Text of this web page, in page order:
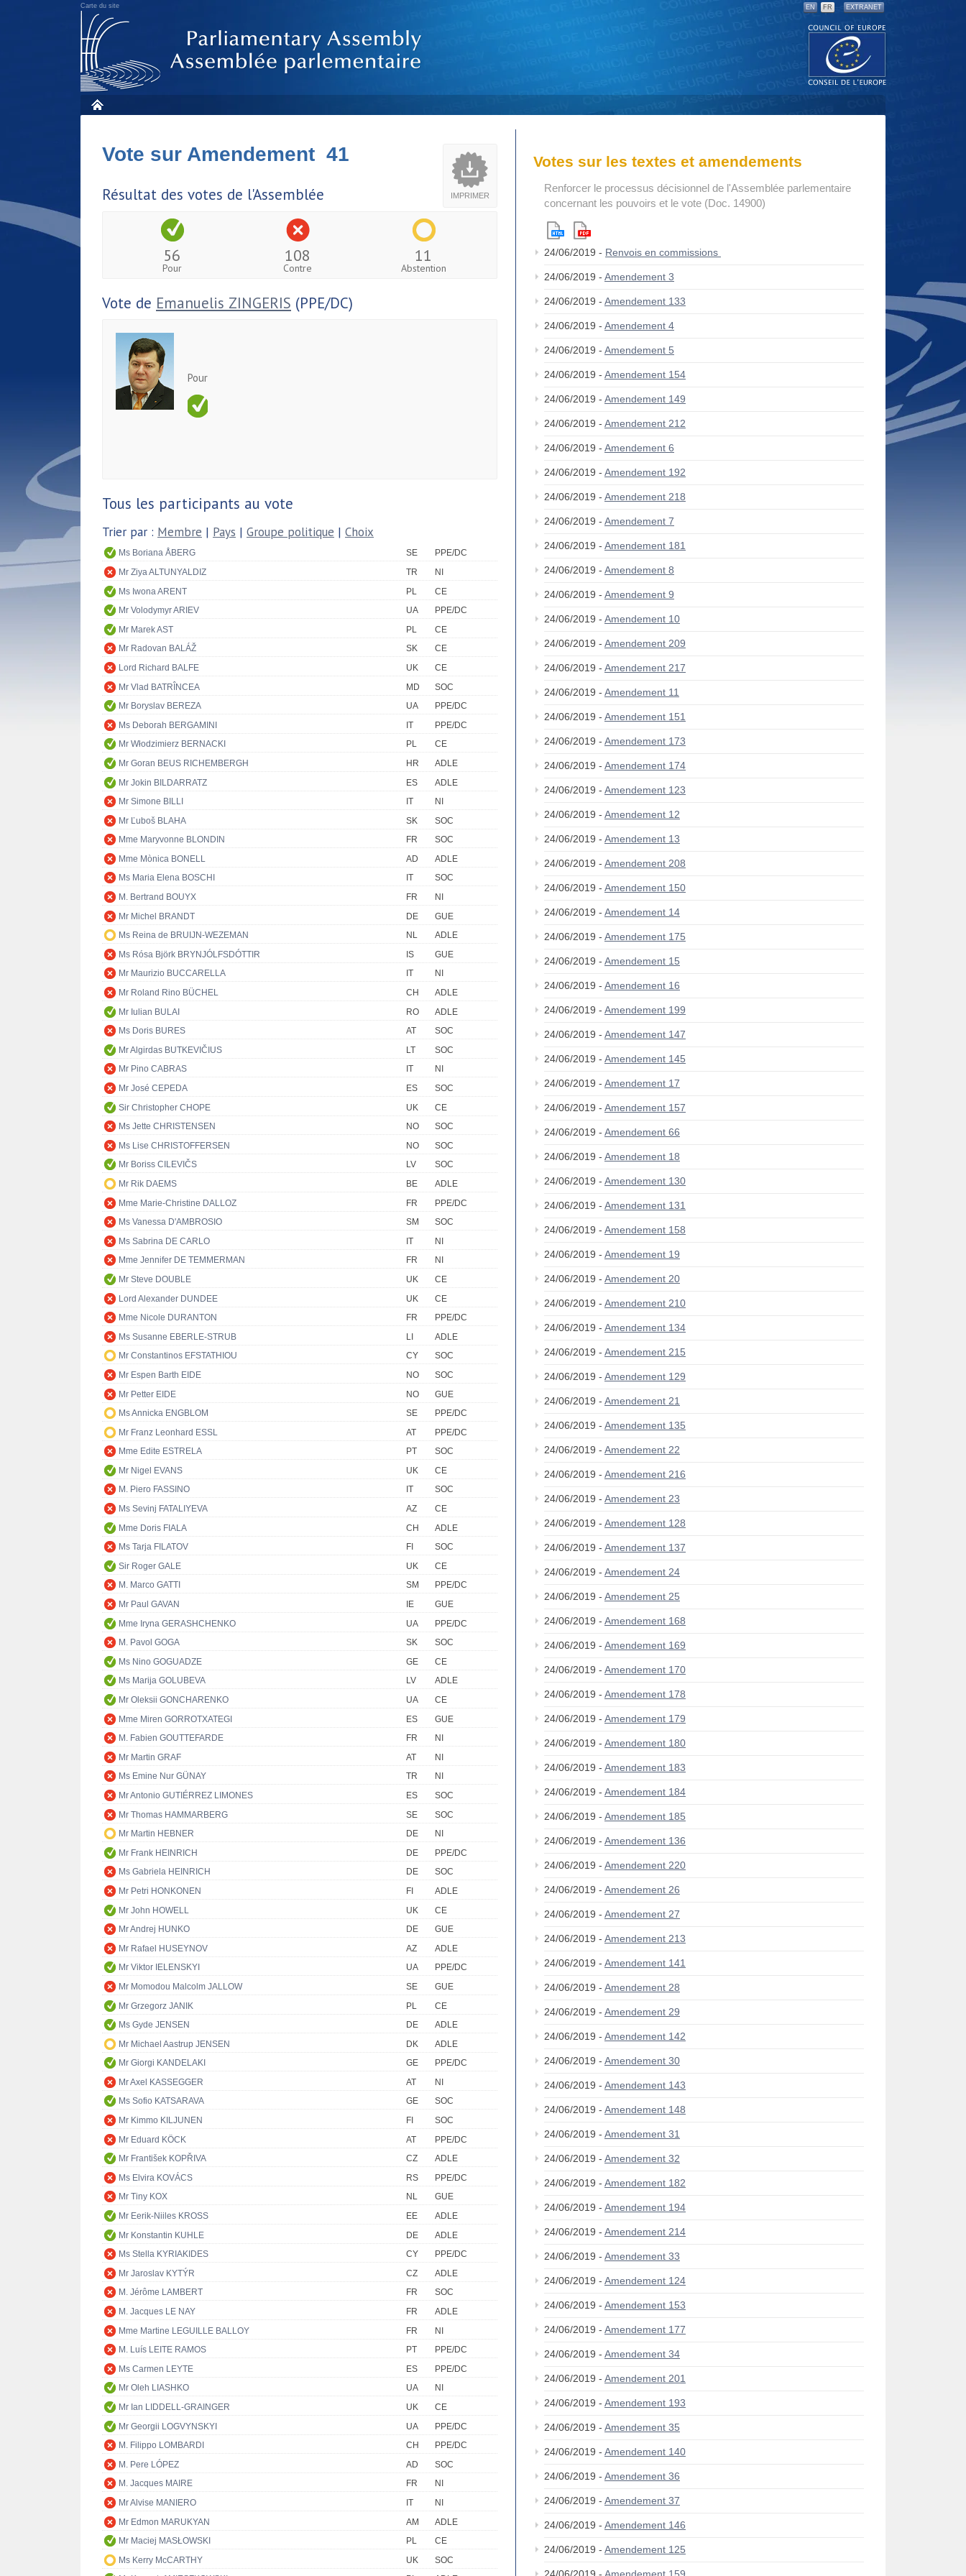
Carte du site EN FR EXTRANET
IMPRIMER
Vote sur Amendement 41
Résultat des votes de l'Assemblée
56
Pour
108
Contre
11
Abstention
Vote de Emanuelis ZINGERIS (PPE/DC)
Pour
Tous les participants au vote
Trier par : Membre | Pays | Groupe politique | Choix
Ms Boriana ÅBERG SE
PPE/DC
Mr Ziya ALTUNYALDIZ
TR
NI
Ms Iwona ARENT
PL
CE
Mr Volodymyr ARIEV
UA
PPE/DC
Mr Marek AST
PL
CE
Mr Radovan BALÁŽ
SK
CE
Lord Richard BALFE
UK
CE
Mr Vlad BATRÎNCEA
MD
SOC
Mr Boryslav BEREZA
UA
PPE/DC
Ms Deborah BERGAMINI
IT
PPE/DC
Mr Włodzimierz BERNACKI
PL
CE
Mr Goran BEUS RICHEMBERGH
HR
ADLE
Mr Jokin BILDARRATZ
ES
ADLE
Mr Simone BILLI
IT
NI
Mr Ľuboš BLAHA
SK
SOC
Mme Maryvonne BLONDIN
FR
SOC
Mme Mònica BONELL
AD
ADLE
Ms Maria Elena BOSCHI
IT
SOC
M. Bertrand BOUYX
FR
NI
Mr Michel BRANDT
DE
GUE
Ms Reina de BRUIJN-WEZEMAN
NL
ADLE
Ms Rósa Björk BRYNJÓLFSDÓTTIR
IS
GUE
Mr Maurizio BUCCARELLA
IT
NI
Mr Roland Rino BÜCHEL
CH
ADLE
Mr Iulian BULAI
RO
ADLE
Ms Doris BURES
AT
SOC
Mr Algirdas BUTKEVIČIUS
LT
SOC
Mr Pino CABRAS
IT
NI
Mr José CEPEDA
ES
SOC
Sir Christopher CHOPE
UK
CE
Ms Jette CHRISTENSEN
NO
SOC
Ms Lise CHRISTOFFERSEN
NO
SOC
Mr Boriss CILEVIČS
LV
SOC
Mr Rik DAEMS
BE
ADLE
Mme Marie-Christine DALLOZ
FR
PPE/DC
Ms Vanessa D'AMBROSIO
SM
SOC
Ms Sabrina DE CARLO
IT
NI
Mme Jennifer DE TEMMERMAN
FR
NI
Mr Steve DOUBLE
UK
CE
Lord Alexander DUNDEE
UK
CE
Mme Nicole DURANTON
FR
PPE/DC
Ms Susanne EBERLE-STRUB
LI
ADLE
Mr Constantinos EFSTATHIOU
CY
SOC
Mr Espen Barth EIDE
NO
SOC
Mr Petter EIDE
NO
GUE
Ms Annicka ENGBLOM
SE
PPE/DC
Mr Franz Leonhard ESSL
AT
PPE/DC
Mme Edite ESTRELA
PT
SOC
Mr Nigel EVANS
UK
CE
M. Piero FASSINO
IT
SOC
Ms Sevinj FATALIYEVA
AZ
CE
Mme Doris FIALA
CH
ADLE
Ms Tarja FILATOV
FI
SOC
Sir Roger GALE
UK
CE
M. Marco GATTI
SM
PPE/DC
Mr Paul GAVAN
IE
GUE
Mme Iryna GERASHCHENKO
UA
PPE/DC
M. Pavol GOGA
SK
SOC
Ms Nino GOGUADZE
GE
CE
Ms Marija GOLUBEVA
LV
ADLE
Mr Oleksii GONCHARENKO
UA
CE
Mme Miren GORROTXATEGI
ES
GUE
M. Fabien GOUTTEFARDE
FR
NI
Mr Martin GRAF
AT
NI
Ms Emine Nur GÜNAY
TR
NI
Mr Antonio GUTIÉRREZ LIMONES
ES
SOC
Mr Thomas HAMMARBERG
SE
SOC
Mr Martin HEBNER
DE
NI
Mr Frank HEINRICH
DE
PPE/DC
Ms Gabriela HEINRICH
DE
SOC
Mr Petri HONKONEN
FI
ADLE
Mr John HOWELL
UK
CE
Mr Andrej HUNKO
DE
GUE
Mr Rafael HUSEYNOV
AZ
ADLE
Mr Viktor IELENSKYI
UA
PPE/DC
Mr Momodou Malcolm JALLOW
SE
GUE
Mr Grzegorz JANIK
PL
CE
Ms Gyde JENSEN
DE
ADLE
Mr Michael Aastrup JENSEN
DK
ADLE
Mr Giorgi KANDELAKI
GE
PPE/DC
Mr Axel KASSEGGER
AT
NI
Ms Sofio KATSARAVA
GE
SOC
Mr Kimmo KILJUNEN
FI
SOC
Mr Eduard KÖCK
AT
PPE/DC
Mr František KOPŘIVA
CZ
ADLE
Ms Elvira KOVÁCS
RS
PPE/DC
Mr Tiny KOX
NL
GUE
Mr Eerik-Niiles KROSS
EE
ADLE
Mr Konstantin KUHLE
DE
ADLE
Ms Stella KYRIAKIDES
CY
PPE/DC
Mr Jaroslav KYTÝR
CZ
ADLE
M. Jérôme LAMBERT
FR
SOC
M. Jacques LE NAY
FR
ADLE
Mme Martine LEGUILLE BALLOY
FR
NI
M. Luís LEITE RAMOS
PT
PPE/DC
Ms Carmen LEYTE
ES
PPE/DC
Mr Oleh LIASHKO
UA
NI
Mr Ian LIDDELL-GRAINGER
UK
CE
Mr Georgii LOGVYNSKYI
UA
PPE/DC
M. Filippo LOMBARDI
CH
PPE/DC
M. Pere LÓPEZ
AD
SOC
M. Jacques MAIRE
FR
NI
Mr Alvise MANIERO
IT
NI
Mr Edmon MARUKYAN
AM
ADLE
Mr Maciej MASŁOWSKI
PL
CE
Ms Kerry McCARTHY
UK
SOC
Votes sur les textes et amendements
Renforcer le processus décisionnel de l'Assemblée parlementaire
concernant les pouvoirs et le vote (Doc. 14900)
24/06/2019 - Renvois en commissions
24/06/2019 - Amendement 3
24/06/2019 - Amendement 133
24/06/2019 - Amendement 4
24/06/2019 - Amendement 5
24/06/2019 - Amendement 154
24/06/2019 - Amendement 149
24/06/2019 - Amendement 212
24/06/2019 - Amendement 6
24/06/2019 - Amendement 192
24/06/2019 - Amendement 218
24/06/2019 - Amendement 7
24/06/2019 - Amendement 181
24/06/2019 - Amendement 8
24/06/2019 - Amendement 9
24/06/2019 - Amendement 10
24/06/2019 - Amendement 209
24/06/2019 - Amendement 217
24/06/2019 - Amendement 11
24/06/2019 - Amendement 151
24/06/2019 - Amendement 173
24/06/2019 - Amendement 174
24/06/2019 - Amendement 123
24/06/2019 - Amendement 12
24/06/2019 - Amendement 13
24/06/2019 - Amendement 208
24/06/2019 - Amendement 150
24/06/2019 - Amendement 14
24/06/2019 - Amendement 175
24/06/2019 - Amendement 15
24/06/2019 - Amendement 16
24/06/2019 - Amendement 199
24/06/2019 - Amendement 147
24/06/2019 - Amendement 145
24/06/2019 - Amendement 17
24/06/2019 - Amendement 157
24/06/2019 - Amendement 66
24/06/2019 - Amendement 18
24/06/2019 - Amendement 130
24/06/2019 - Amendement 131
24/06/2019 - Amendement 158
24/06/2019 - Amendement 19
24/06/2019 - Amendement 20
24/06/2019 - Amendement 210
24/06/2019 - Amendement 134
24/06/2019 - Amendement 215
24/06/2019 - Amendement 129
24/06/2019 - Amendement 21
24/06/2019 - Amendement 135
24/06/2019 - Amendement 22
24/06/2019 - Amendement 216
24/06/2019 - Amendement 23
24/06/2019 - Amendement 128
24/06/2019 - Amendement 137
24/06/2019 - Amendement 24
24/06/2019 - Amendement 25
24/06/2019 - Amendement 168
24/06/2019 - Amendement 169
24/06/2019 - Amendement 170
24/06/2019 - Amendement 178
24/06/2019 - Amendement 179
24/06/2019 - Amendement 180
24/06/2019 - Amendement 183
24/06/2019 - Amendement 184
24/06/2019 - Amendement 185
24/06/2019 - Amendement 136
24/06/2019 - Amendement 220
24/06/2019 - Amendement 26
24/06/2019 - Amendement 27
24/06/2019 - Amendement 213
24/06/2019 - Amendement 141
24/06/2019 - Amendement 28
24/06/2019 - Amendement 29
24/06/2019 - Amendement 142
24/06/2019 - Amendement 30
24/06/2019 - Amendement 143
24/06/2019 - Amendement 148
24/06/2019 - Amendement 31
24/06/2019 - Amendement 32
24/06/2019 - Amendement 182
24/06/2019 - Amendement 194
24/06/2019 - Amendement 214
24/06/2019 - Amendement 33
24/06/2019 - Amendement 124
24/06/2019 - Amendement 153
24/06/2019 - Amendement 177
24/06/2019 - Amendement 34
24/06/2019 - Amendement 201
24/06/2019 - Amendement 193
24/06/2019 - Amendement 35
24/06/2019 - Amendement 140
24/06/2019 - Amendement 36
24/06/2019 - Amendement 37
24/06/2019 - Amendement 146
24/06/2019 - Amendement 125